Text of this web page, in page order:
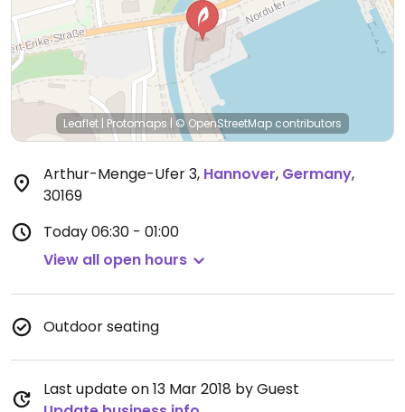
Leaflet | Protomaps | © OpenStreetMap contributors
Arthur-Menge-Ufer 3, Hannover, Germany,
30169
Today06:30 - 01:00
View all open hours
Outdoor seating
Last update on 13 Mar 2018 by Guest